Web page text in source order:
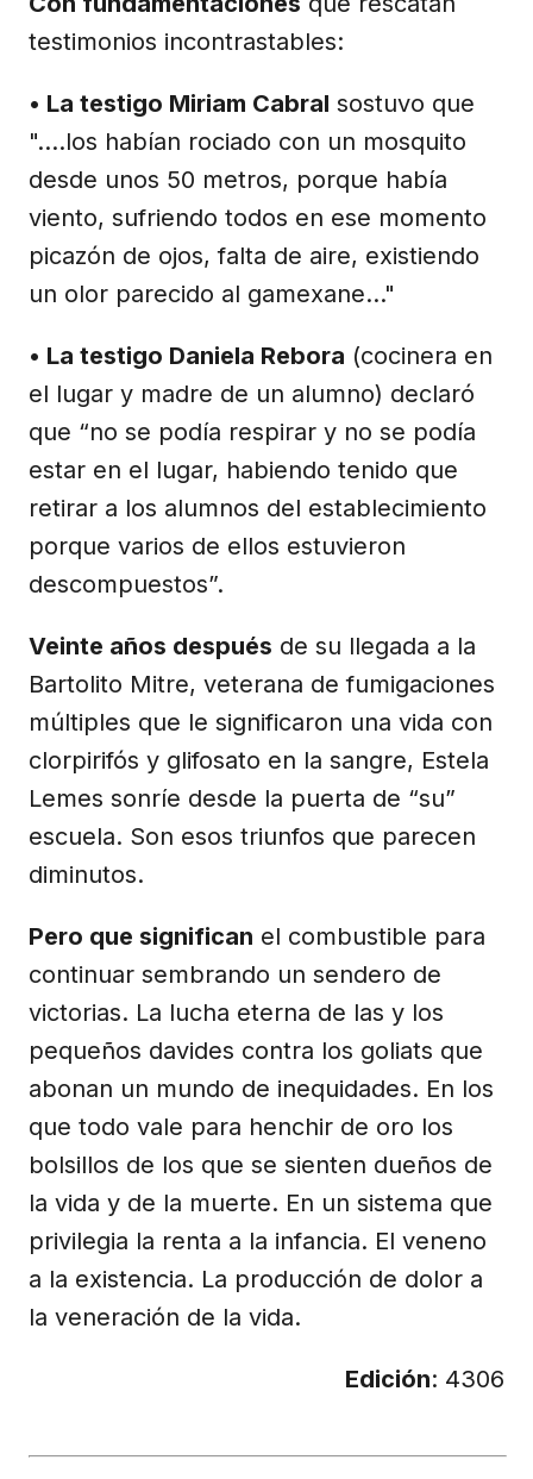
testimonios incontrastables:
• La testigo Miriam Cabral sostuvo que
"....los habían rociado con un mosquito
desde unos 50 metros, porque había
viento, sufriendo todos en ese momento
picazón de ojos, falta de aire, existiendo
un olor parecido al gamexane..."
• La testigo Daniela Rebora (cocinera en
el lugar y madre de un alumno) declaró
que “no se podía respirar y no se podía
estar en el lugar, habiendo tenido que
retirar a los alumnos del establecimiento
porque varios de ellos estuvieron
descompuestos”.
Veinte años después de su llegada a la
Bartolito Mitre, veterana de fumigaciones
múltiples que le significaron una vida con
clorpirifós y glifosato en la sangre, Estela
Lemes sonríe desde la puerta de “su”
escuela. Son esos triunfos que parecen
diminutos.
Pero que significan el combustible para
continuar sembrando un sendero de
victorias. La lucha eterna de las y los
pequeños davides contra los goliats que
abonan un mundo de inequidades. En los
que todo vale para henchir de oro los
bolsillos de los que se sienten dueños de
la vida y de la muerte. En un sistema que
privilegia la renta a la infancia. El veneno
a la existencia. La producción de dolor a
la veneración de la vida.
Edición: 4306